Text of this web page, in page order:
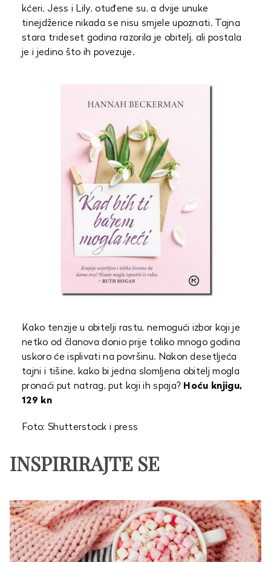
kćeri, Jess i Lily, otuđene su, a dvije unuke
tinejdžerice nikada se nisu smjele upoznati. Tajna
stara trideset godina razorila je obitelj, ali postala
je i jedino što ih povezuje.
Kako tenzije u obitelji rastu, nemogući izbor koji je
netko od članova donio prije toliko mnogo godina
uskoro će isplivati na površinu. Nakon desetljeća
tajni i tišine, kako bi jedna slomljena obitelj mogla
pronaći put natrag, put koji ih spaja? Hoću knjigu,
129 kn
Foto: Shutterstock i press
INSPIRIRAJTE SE